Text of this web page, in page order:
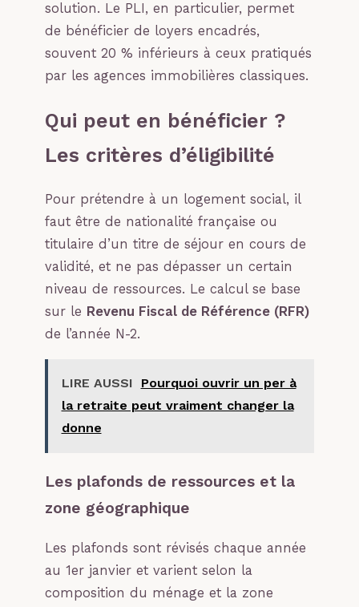
solution. Le PLI, en particulier, permet
de bénéficier de loyers encadrés,
souvent 20 % inférieurs à ceux pratiqués
par les agences immobilières classiques.
Qui peut en bénéficier ?
Les critères d’éligibilité
Pour prétendre à un logement social, il
faut être de nationalité française ou
titulaire d’un titre de séjour en cours de
validité, et ne pas dépasser un certain
niveau de ressources. Le calcul se base
sur le Revenu Fiscal de Référence (RFR)
de l’année N-2.
LIRE AUSSI
Pourquoi ouvrir un per à
la retraite peut vraiment changer la
donne
Les plafonds de ressources et la
zone géographique
Les plafonds sont révisés chaque année
au 1er janvier et varient selon la
composition du ménage et la zone